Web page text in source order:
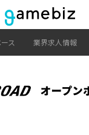
ス 業界求人情報